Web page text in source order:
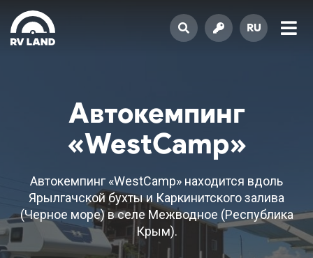
RU
Автокемпинг
«WestCamp»
Автокемпинг «WestCamp» находится вдоль
Ярылгачской бухты и Каркинитского залива
(Черное море) в селе Межводное (Республика
Крым).